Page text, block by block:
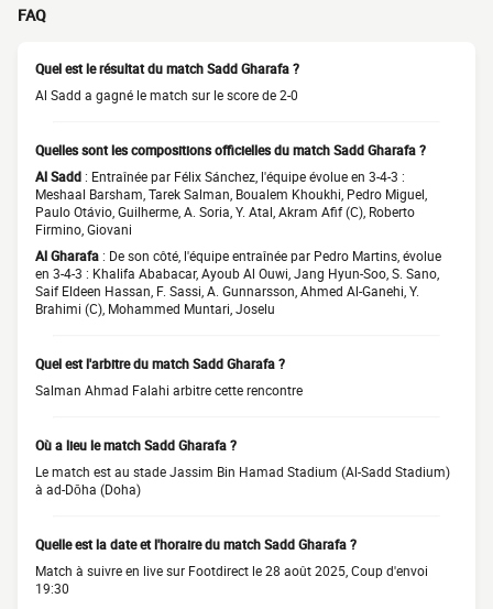
FAQ
Quel est le résultat du match Sadd Gharafa ?
Al Sadd a gagné le match sur le score de 2-0
Quelles sont les compositions officielles du match Sadd Gharafa ?
Al Sadd : Entraînée par Félix Sánchez, l'équipe évolue en 3-4-3 :
Meshaal Barsham, Tarek Salman, Boualem Khoukhi, Pedro Miguel,
Paulo Otávio, Guilherme, A. Soria, Y. Atal, Akram Afif (C), Roberto
Firmino, Giovani
Al Gharafa : De son côté, l'équipe entraînée par Pedro Martins, évolue
en 3-4-3 : Khalifa Ababacar, Ayoub Al Ouwi, Jang Hyun-Soo, S. Sano,
Saif Eldeen Hassan, F. Sassi, A. Gunnarsson, Ahmed Al-Ganehi, Y.
Brahimi (C), Mohammed Muntari, Joselu
Quel est l'arbitre du match Sadd Gharafa ?
Salman Ahmad Falahi arbitre cette rencontre
Où a lieu le match Sadd Gharafa ?
Le match est au stade Jassim Bin Hamad Stadium (Al-Sadd Stadium)
à ad-Dōha (Doha)
Quelle est la date et l'horaire du match Sadd Gharafa ?
Match à suivre en live sur Footdirect le 28 août 2025, Coup d'envoi
19:30